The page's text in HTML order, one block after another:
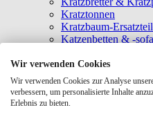
Kratztonnen
Kratzbaum-
Katzenbetten & -
Katzenhäuser
Hängematten &
Katzendecken & -
Baldrian- &
Wir verwenden Cookies
Wir verwenden Cookies zur Analyse
verbessern, um personalisierte Inhalte
Erlebnis zu bieten.